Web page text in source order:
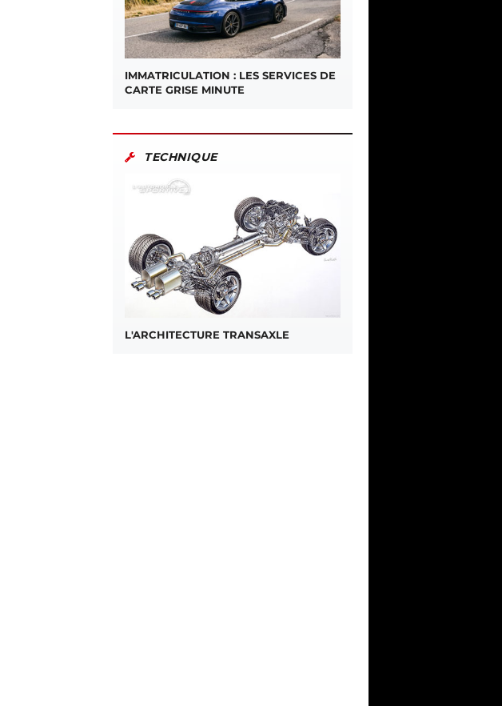
IMMATRICULATION : LES SERVICES DE
CARTE GRISE MINUTE
TECHNIQUE
L'ARCHITECTURE TRANSAXLE